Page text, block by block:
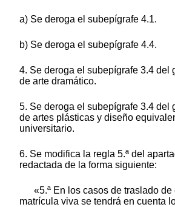
a) Se deroga el subepígrafe 4.1.
b) Se deroga el subepígrafe 4.4.
4. Se deroga el subepígrafe 3.4 del
de arte dramático.
5. Se deroga el subepígrafe 3.4 del
de artes plásticas y diseño
universitario.
6. Se modifica la regla 5.ª del
redactada de la forma siguiente:
«5.ª En los casos de traslado
matrícula viva se tendrá en cuenta